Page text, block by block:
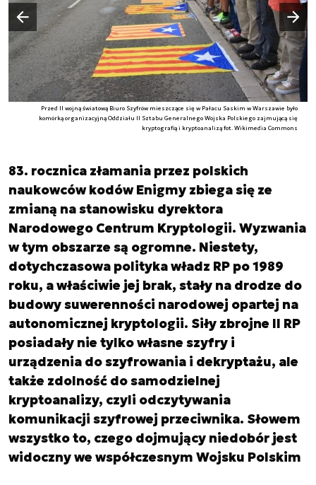
Przed II wojną światową Biuro Szyfrów mieszczące się w Pałacu Saskim w Warszawie było
komórką organizacyjną Oddziału II Sztabu Generalnego Wojska Polskiego zajmującą się
kryptografią i kryptoanalizą fot. Wikimedia Commons
Poprzedni slajd
Następny slajd
83. rocznica złamania przez polskich
naukowców kodów Enigmy zbiega się ze
zmianą na stanowisku dyrektora
Narodowego Centrum Kryptologii. Wyzwania
w tym obszarze są ogromne. Niestety,
dotychczasowa polityka władz RP po 1989
roku, a właściwie jej brak, stały na drodze do
budowy suwerenności narodowej opartej na
autonomicznej kryptologii. Siły zbrojne II RP
posiadały nie tylko własne szyfry i
urządzenia do szyfrowania i dekryptażu, ale
także zdolność do samodzielnej
kryptoanalizy, czyli odczytywania
komunikacji szyfrowej przeciwnika. Słowem
wszystko to, czego dojmujący niedobór jest
widoczny we współczesnym Wojsku Polskim